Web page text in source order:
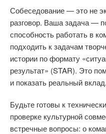
Собеседование — это не
разговор. Ваша задача —
способность работать в
подходить к задачам
истории по формату
результат» (STAR). Это
и показать реальный вклад.
Будьте готовы к
проверке культурной
встречные вопросы: о